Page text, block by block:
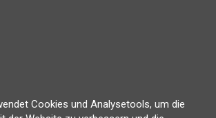
AG 2026Cookies und Analysetools, um die